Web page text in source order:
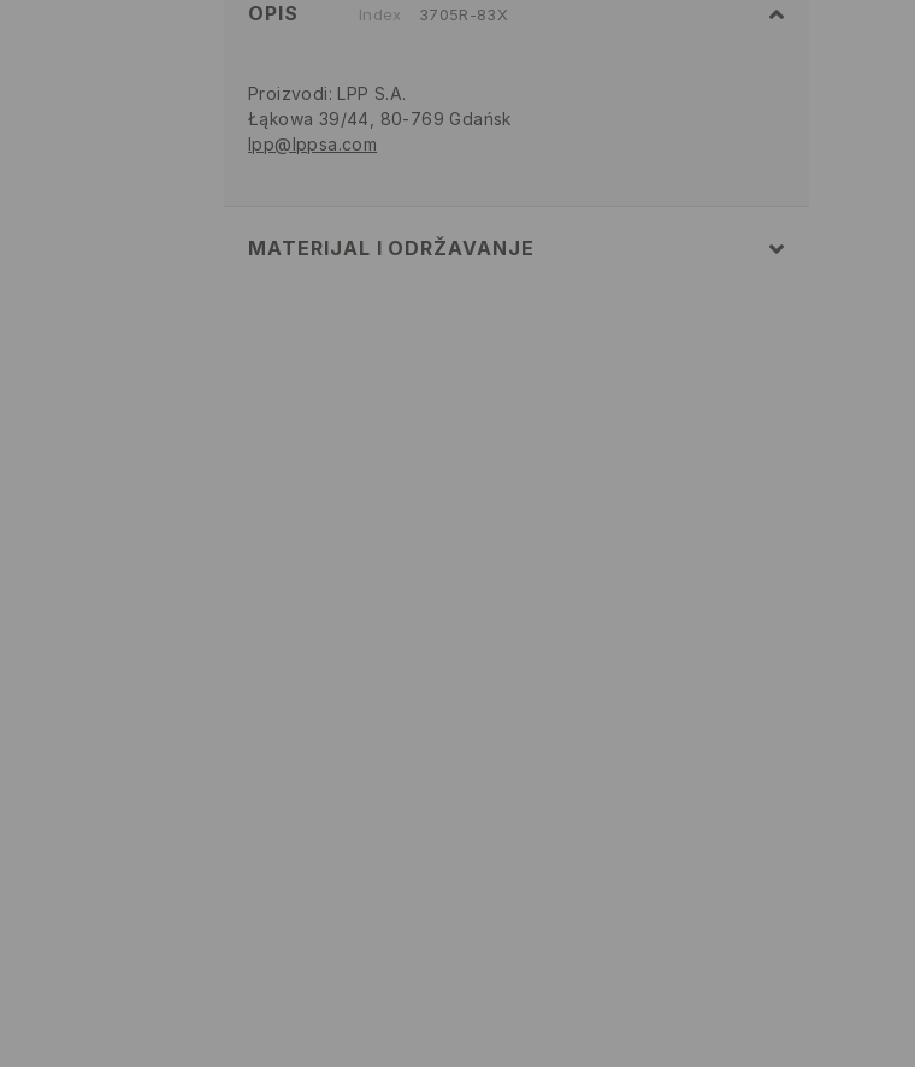
OPIS Index 3705R-83X
Proizvodi: LPP S.A.
Łąkowa 39/44, 80-769 Gdańsk
lpp@lppsa.com
MATERIJAL I ODRŽAVANJE